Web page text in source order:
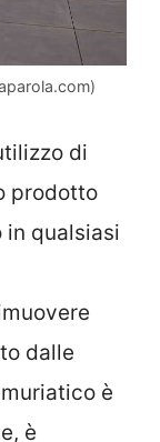
di
prodotto
in qualsiasi
dalle
è
è